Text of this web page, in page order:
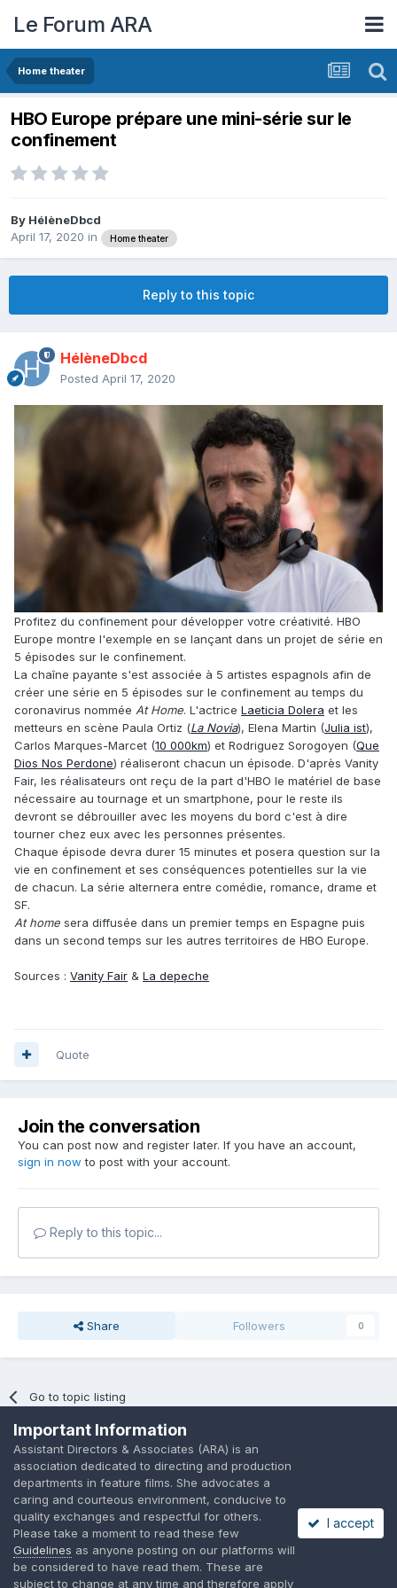
Le Forum ARA
Home theater
HBO Europe prépare une mini-série sur le
confinement
By HélèneDbcd
April 17, 2020 in Home theater
Reply to this topic
HélèneDbcd
Posted April 17, 2020
Profitez du confinement pour développer votre créativité. HBO
Europe montre l'exemple en se lançant dans un projet de série en
5 épisodes sur le confinement.
La chaîne payante s'est associée à 5 artistes espagnols afin de
créer une série en 5 épisodes sur le confinement au temps du
coronavirus nommée At Home. L'actrice Laeticia Dolera et les
metteurs en scène Paula Ortiz (La Novia), Elena Martin (Julia ist),
Carlos Marques-Marcet (10 000km) et Rodriguez Sorogoyen (Que
Dios Nos Perdone) réaliseront chacun un épisode. D'après Vanity
Fair, les réalisateurs ont reçu de la part d'HBO le matériel de base
nécessaire au tournage et un smartphone, pour le reste ils
devront se débrouiller avec les moyens du bord c'est à dire
tourner chez eux avec les personnes présentes.
Chaque épisode devra durer 15 minutes et posera question sur la
vie en confinement et ses conséquences potentielles sur la vie
de chacun. La série alternera entre comédie, romance, drame et
SF.
At home sera diffusée dans un premier temps en Espagne puis
dans un second temps sur les autres territoires de HBO Europe.
Sources : Vanity Fair & La depeche
Quote
Join the conversation
You can post now and register later. If you have an account,
sign in now to post with your account.
Reply to this topic...
Share Followers 0
Go to topic listing
Language Privacy Policy Contact Us Cookies
A place to share suggested by ARAssocies.com
Important Information
Assistant Directors & Associates (ARA) is an
association dedicated to directing and production
departments in feature films. She advocates a
caring and courteous environment, conducive to
quality exchanges and respectful for others.
Please take a moment to read these few
Guidelines as anyone posting on our platforms will
be considered to have read them. These are
subject to change at any time and therefore apply
I accept